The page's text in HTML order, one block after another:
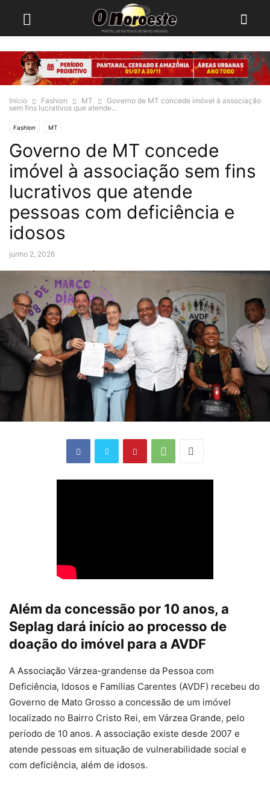
Início Fashion MT
Governo de MT concede imóvel à associação
sem fins lucrativos que atende...
Fashion MT
Governo de MT concede
imóvel à associação sem fins
lucrativos que atende
pessoas com deficiência e
idosos
junho 2, 2026
Além da concessão por 10 anos, a
Seplag dará início ao processo de
doação do imóvel para a AVDF
A Associação Várzea-grandense da Pessoa com
Deficiência, Idosos e Famílias Carentes (AVDF) recebeu do
Governo de Mato Grosso a concessão de um imóvel
localizado no Bairro Cristo Rei, em Várzea Grande, pelo
período de 10 anos. A associação existe desde 2007 e
atende pessoas em situação de vulnerabilidade social e
com deficiência, além de idosos.